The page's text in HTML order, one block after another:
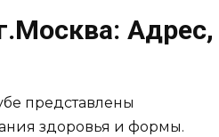
Адрес,
представлены
здоровья и формы.